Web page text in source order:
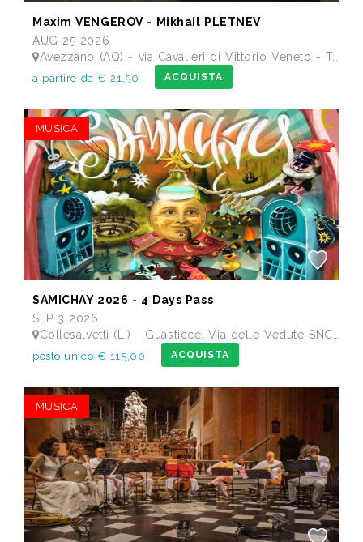
Maxim VENGEROV - Mikhail PLETNEV
AUG 25 2026
Avezzano (AQ) - via Cavalieri di Vittorio Veneto - Teatro dei Marsi
a partire da € 21,50 ACQUISTA
MUSICA
SAMICHAY 2026 - 4 Days Pass
SEP 3 2026
Collesalvetti (LI) - Guasticce, Via delle Vedute SNC - Lago Alberto, Tenuta Bellavista Insuese
posto unico € 115,00 ACQUISTA
MUSICA